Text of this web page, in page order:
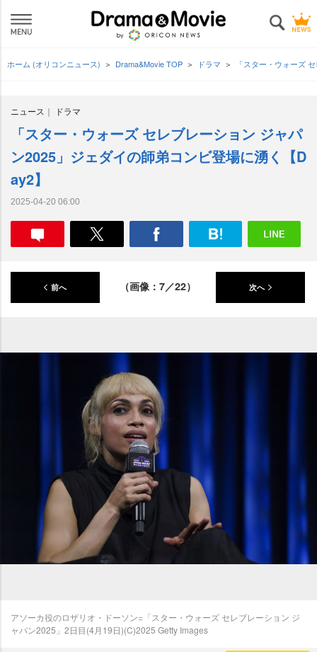
ホーム (オリコンニュース) Drama&Movie TOP ドラマ 「スター・ウォーズ
ニュース ドラマ
「スター・ウォーズ セレブレーション ジャパ
ン2025」ジェダイの師弟コンビ登場に湧く【D
ay2】
2025-04-20 06:00
前へ （画像：7／22） 次へ
アソーカ役のロザリオ・ドーソン=「スター・ウォーズ セレブレーション ジ
ャパン2025」2日目(4月19日)(C)2025 Getty Images